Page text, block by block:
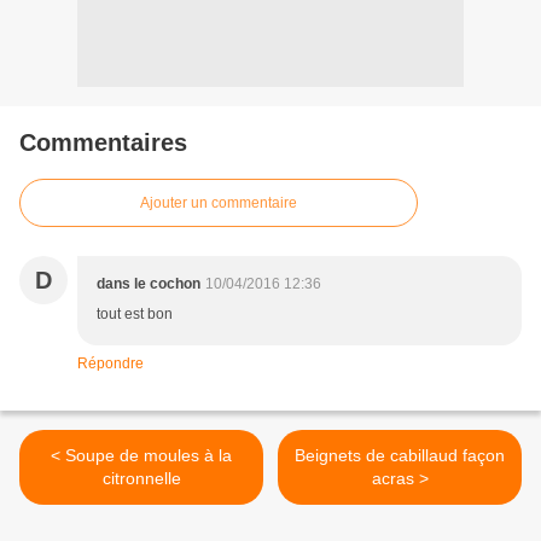
Commentaires
Ajouter un commentaire
D dans le cochon 10/04/2016 12:36
tout est bon
Répondre
< Soupe de moules à la
citronnelle
Beignets de cabillaud façon
acras >